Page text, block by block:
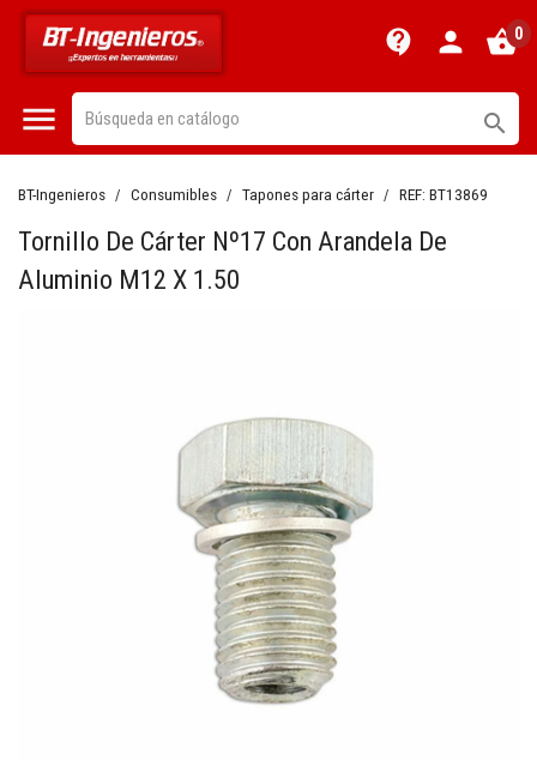
contact_support person shopping_basket0
 
BT-Ingenieros Consumibles Tapones para cárter REF: BT13869
Tornillo De Cárter Nº17 Con Arandela De
Aluminio M12 X 1.50